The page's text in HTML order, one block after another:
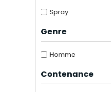
Spray
Genre
Homme
Contenance